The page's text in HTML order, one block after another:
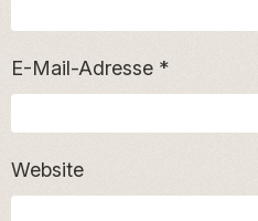
E-Mail-Adresse *
Website